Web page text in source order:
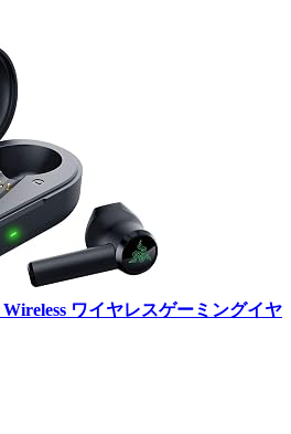
ワイヤレスゲーミングイヤ